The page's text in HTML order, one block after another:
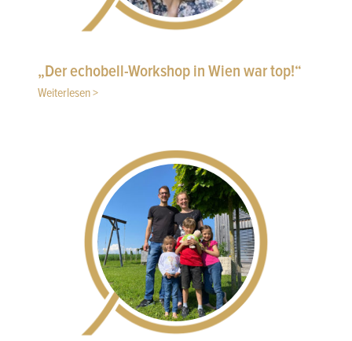
„Der echobell-Workshop in Wien war top!“
Weiterlesen >